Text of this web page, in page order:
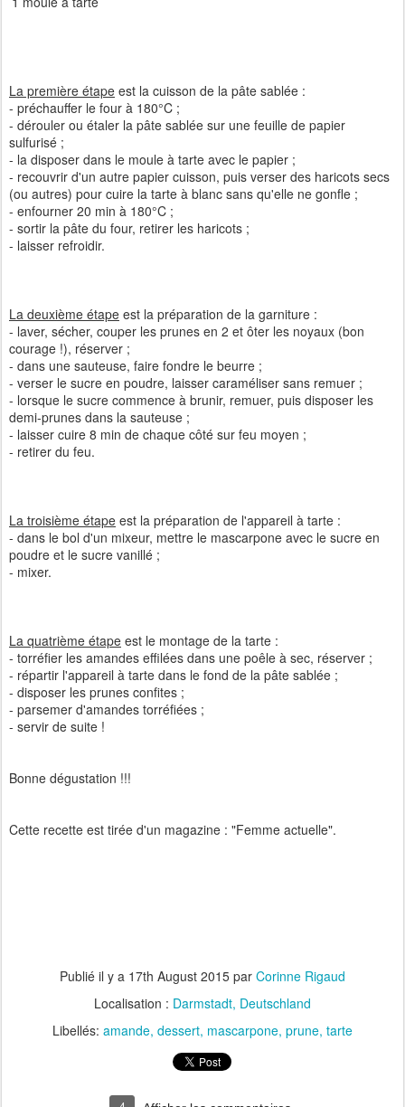
La première étape est la cuisson de la pâte sablée :
- préchauffer le four à 180°C ;
- dérouler ou étaler la pâte sablée sur une feuille de papier
sulfurisé ;
- la disposer dans le moule à tarte avec le papier ;
- recouvrir d'un autre papier cuisson, puis verser des haricots secs
(ou autres) pour cuire la tarte à blanc sans qu'elle ne gonfle ;
- enfourner 20 min à 180°C ;
- sortir la pâte du four, retirer les haricots ;
- laisser refroidir.
La deuxième étape est la préparation de la garniture :
- laver, sécher, couper les prunes en 2 et ôter les noyaux (bon
courage !), réserver ;
- dans une sauteuse, faire fondre le beurre ;
- verser le sucre en poudre, laisser caraméliser sans remuer ;
- lorsque le sucre commence à brunir, remuer, puis disposer les
demi-prunes dans la sauteuse ;
- laisser cuire 8 min de chaque côté sur feu moyen ;
- retirer du feu.
La troisième étape est la préparation de l'appareil à tarte :
- dans le bol d'un mixeur, mettre le mascarpone avec le sucre en
poudre et le sucre vanillé ;
- mixer.
La quatrième étape est le montage de la tarte :
- torréfier les amandes effilées dans une poêle à sec, réserver ;
- répartir l'appareil à tarte dans le fond de la pâte sablée ;
- disposer les prunes confites ;
- parsemer d'amandes torréfiées ;
- servir de suite !
Bonne dégustation !!!
Cette recette est tirée d'un magazine : "Femme actuelle".
Publié il y a 17th August 2015 par Corinne Rigaud
Localisation : Darmstadt, Deutschland
Libellés: amande dessert mascarpone prune tarte